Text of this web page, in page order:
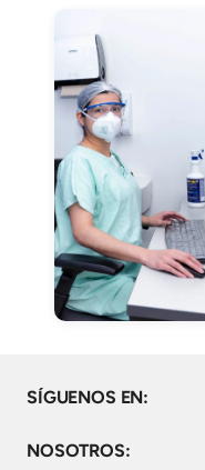
SÍGUENOS EN:
NOSOTROS: